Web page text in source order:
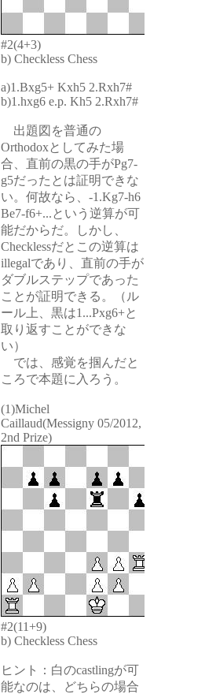
#2(4+3)
b) Checkless Chess
a)1.Bxg5+ Kxh5 2.Rxh7#
b)1.hxg6 e.p. Kh5 2.Rxh7#
出題図を普通の
Orthodoxとしてみた場
合、直前の黒の手がPg7-
g5だったとは証明できな
い。何故なら、-1.Kg7-h6
Be7-f6+...という逆算が可
能だからだ。しかし、
Checklessだとこの逆算は
illegalであり、直前の手が
ダブルステップであった
ことが証明できる。（ル
ール上、黒は1...Pxg6+と
取り返すことができな
い）
では、感覚を掴んだと
ころで本題に入ろう。
(1)Michel
Caillaud(Messigny 05/2012,
2nd Prize)
#2(11+9)
b) Checkless Chess
ヒント：白のcastlingが可
能なのは、どちらの場合